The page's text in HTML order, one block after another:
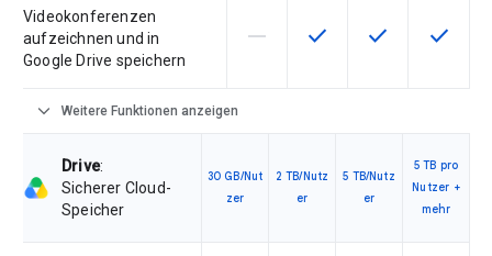
Videokonferenzen
aufzeichnen und in
Google Drive speichern
Diese Funktion ist für die
horizontal_rule Diese Funktion ist für
check Diese Funktion
check Diese
check
expand_more Weitere Funktionen anzeigen
Drive:
Sicherer Cloud-
Speicher
30 GB/Nut
zer
2 TB/Nutz
er
5 TB/Nutz
er
5 TB pro
Nutzer +
mehr